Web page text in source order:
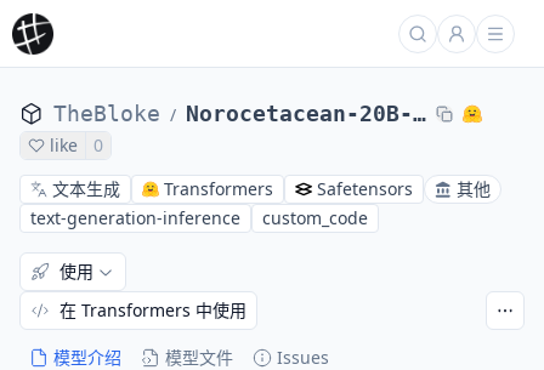
TheBloke / Norocetacean-20B-10k-GPTQ
like
0
文本生成
Transformers Safetensors
其他
text-generation-inference
custom_code
模型介绍 模型文件 Issues
使用
在 Transformers 中使用